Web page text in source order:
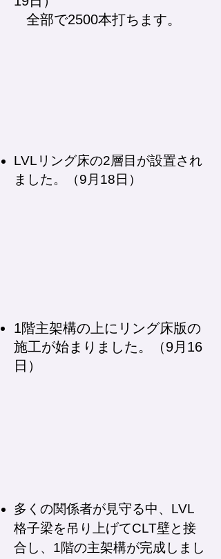
全部で2500本打ちます。
LVLリング床の2層目が設置され
ました。（9月18日）
1階主架構の上にリング床版の
施工が始まりました。（9月16
日）
多くの関係者が見守る中、LVL
格子梁を吊り上げてCLT壁と接
合し、1階の主架構が完成しまし